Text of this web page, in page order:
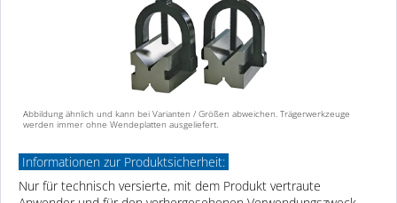
Abbildung ähnlich und kann bei Varianten / Größen abweichen. Trägerwerkzeuge
werden immer ohne Wendeplatten ausgeliefert.
Informationen zur Produktsicherheit:
Nur für technisch versierte, mit dem Produkt vertraute